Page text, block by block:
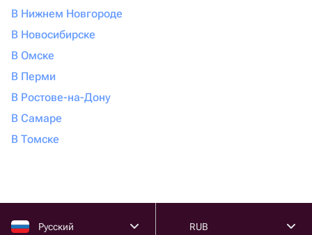
В Нижнем Новгороде
В Новосибирске
В Омске
В Перми
В Ростове-на-Дону
В Самаре
В Томске
Русский RUB